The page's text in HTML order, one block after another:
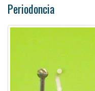
Periodoncia